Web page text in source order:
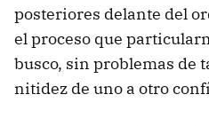
posteriores delante del
el proceso que
busco, sin problemas de
nitidez de uno a otro